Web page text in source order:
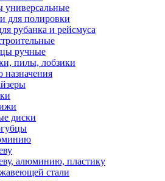
универсальные
для полировки
рубанка и рейсмуса
ручные
пилы, лобзики
назначения
диски
алюминию, пластику
стали